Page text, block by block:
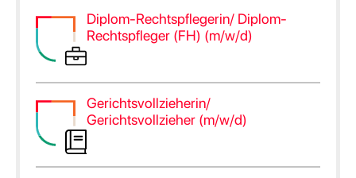
Diplom-Rechtspflegerin/ Diplom-
Rechtspfleger (FH) (m/w/d)
Gerichtsvollzieherin/
Gerichtsvollzieher (m/w/d)